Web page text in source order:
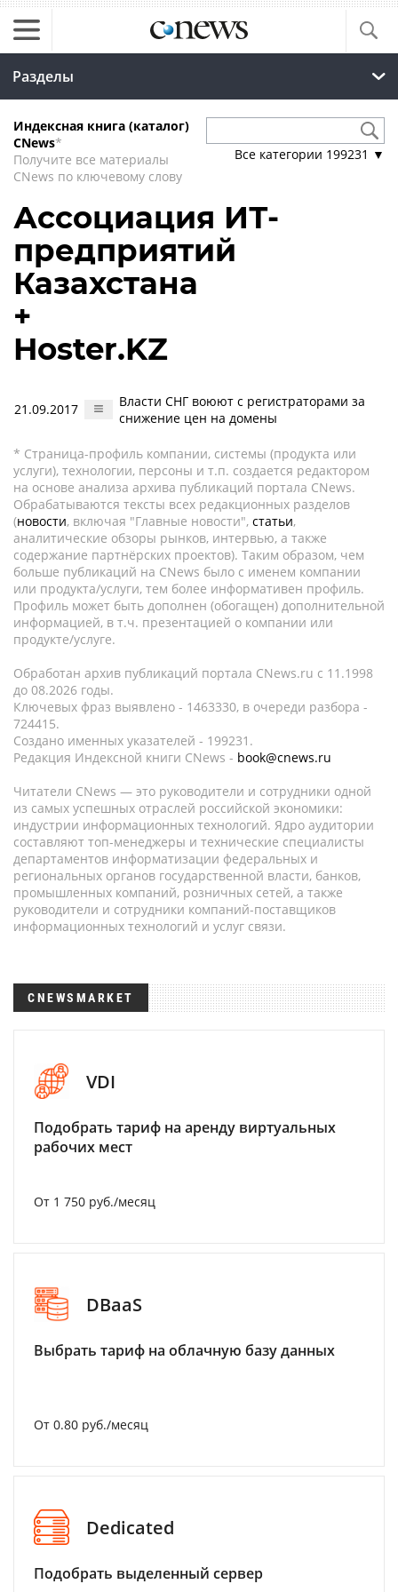
Разделы
Индексная книга (каталог)
CNews*
Получите все материалы
CNews по ключевому слову
Все категории 199231 ▼
Ассоциация ИТ-
предприятий
Казахстана
+
Hoster.KZ
21.09.2017
Власти СНГ воюют с регистраторами за
снижение цен на домены
* Страница-профиль компании, системы (продукта или
услуги), технологии, персоны и т.п. создается редактором
на основе анализа архива публикаций портала CNews.
Обрабатываются тексты всех редакционных разделов
(новости, включая "Главные новости", статьи,
аналитические обзоры рынков, интервью, а также
содержание партнёрских проектов). Таким образом, чем
больше публикаций на CNews было с именем компании
или продукта/услуги, тем более информативен профиль.
Профиль может быть дополнен (обогащен) дополнительной
информацией, в т.ч. презентацией о компании или
продукте/услуге.
Обработан архив публикаций портала CNews.ru c 11.1998
до 08.2026 годы.
Ключевых фраз выявлено - 1463330, в очереди разбора -
724415.
Создано именных указателей - 199231.
Редакция Индексной книги CNews - book@cnews.ru
Читатели CNews — это руководители и сотрудники одной
из самых успешных отраслей российской экономики:
индустрии информационных технологий. Ядро аудитории
составляют топ-менеджеры и технические специалисты
департаментов информатизации федеральных и
региональных органов государственной власти, банков,
промышленных компаний, розничных сетей, а также
руководители и сотрудники компаний-поставщиков
информационных технологий и услуг связи.
CNEWSMARKET
VDI
Подобрать тариф на аренду виртуальных
рабочих мест
От 1 750 руб./месяц
DBaaS
Выбрать тариф на облачную базу данных
От 0.80 руб./месяц
Dedicated
Подобрать выделенный сервер